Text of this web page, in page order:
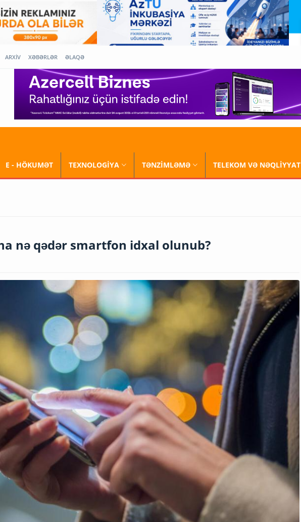
ARXİV XƏBƏRLƏR ƏLAQƏ
E - HÖKUMƏT TEXNOLOGİYA TƏNZİMLƏMƏ TELEKOM VƏ NƏQLİYYAT
nə qədər smartfon idxal olunub?